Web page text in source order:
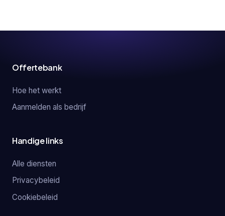
Offertebank
Hoe het werkt
Aanmelden als bedrijf
Handige links
Alle diensten
Privacybeleid
Cookiebeleid